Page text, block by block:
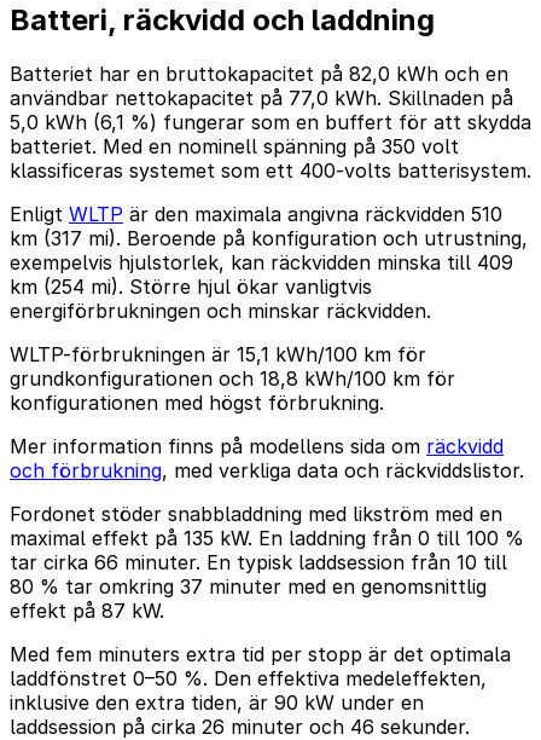
Batteri, räckvidd och laddning
Batteriet har en bruttokapacitet på 82,0 kWh och en
användbar nettokapacitet på 77,0 kWh. Skillnaden på
5,0 kWh (6,1 %) fungerar som en buffert för att skydda
batteriet. Med en nominell spänning på 350 volt
klassificeras systemet som ett 400-volts batterisystem.
Enligt WLTP är den maximala angivna räckvidden 510
km (317 mi). Beroende på konfiguration och utrustning,
exempelvis hjulstorlek, kan räckvidden minska till 409
km (254 mi). Större hjul ökar vanligtvis
energiförbrukningen och minskar räckvidden.
WLTP-förbrukningen är 15,1 kWh/100 km för
grundkonfigurationen och 18,8 kWh/100 km för
konfigurationen med högst förbrukning.
Mer information finns på modellens sida om räckvidd
och förbrukning, med verkliga data och räckviddslistor.
Fordonet stöder snabbladdning med likström med en
maximal effekt på 135 kW. En laddning från 0 till 100 %
tar cirka 66 minuter. En typisk laddsession från 10 till
80 % tar omkring 37 minuter med en genomsnittlig
effekt på 87 kW.
Med fem minuters extra tid per stopp är det optimala
laddfönstret 0–50 %. Den effektiva medeleffekten,
inklusive den extra tiden, är 90 kW under en
laddsession på cirka 26 minuter och 46 sekunder.